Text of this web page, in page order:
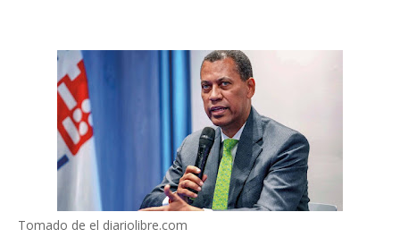
Tomado de el diariolibre.com